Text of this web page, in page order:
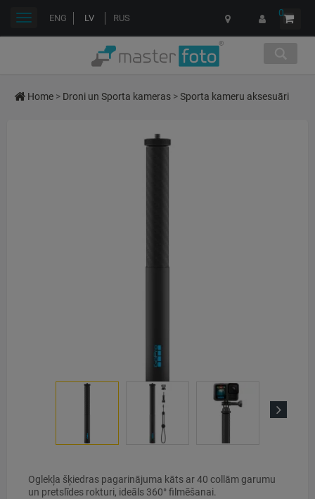
ENG LV RUS 0
Toggle
Home > Droni un Sporta kameras >Sporta kameru aksesuāri
Oglekļa šķiedras pagarinājuma kāts ar 40 collām garumu
un pretslīdes rokturi, ideāls 360° filmēšanai.